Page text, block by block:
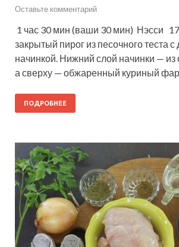
Оставьте комментарий
1 час 30 мин (ваши 30 мин) Нэсси
закрытый пирог из песочного теста
начинкой. Нижний слой начинки — из
а сверху — обжаренный куриный
ПОДРОБНЕЕ